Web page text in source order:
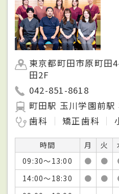
東京都町田市原町
田2F
042-851-8618
町田駅 玉川学園前駅
歯科
矯正歯科
時間 月 火
09:30～13:00
● ●
14:00～18:30
● ●